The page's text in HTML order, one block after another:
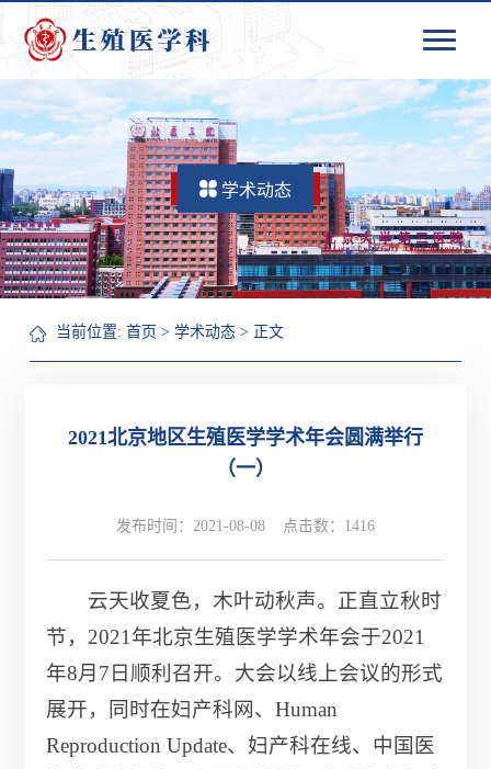
学术动态
当前位置:首页 >学术动态 > 正文
2021北京地区生殖医学学术年会圆满举行
（一）
发布时间：2021-08-08 点击数： 1416
云天收夏色，木叶动秋声。正直立秋时
节，2021年北京生殖医学学术年会于2021
年8月7日顺利召开。大会以线上会议的形式
展开，同时在妇产科网、Human
Reproduction Update、妇产科在线、中国医